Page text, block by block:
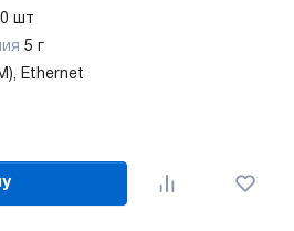
шт
5 г
Ethernet